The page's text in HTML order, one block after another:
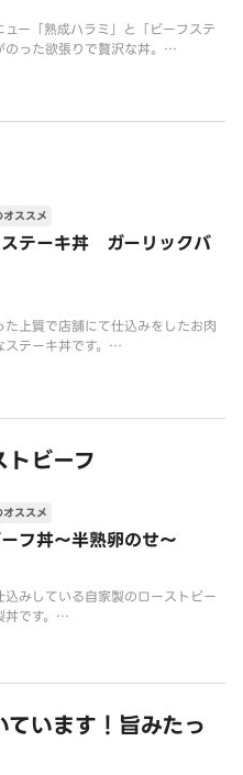
ュー「熟成ハラミ」と「ビーフステ
った欲張りで贅沢な丼。
ガーリックバターソースと別添の
お召し上が
テーキ丼 ガーリックバ
ススメ
上質で店舗にて仕込みをしたお肉
テーキ丼です。
す。
胡椒、ごま、万
ビーフ
フ丼～半熟卵のせ～
ススメ
込みしている自家製のローストビー
です。
る一杯です。
います！旨みたっ